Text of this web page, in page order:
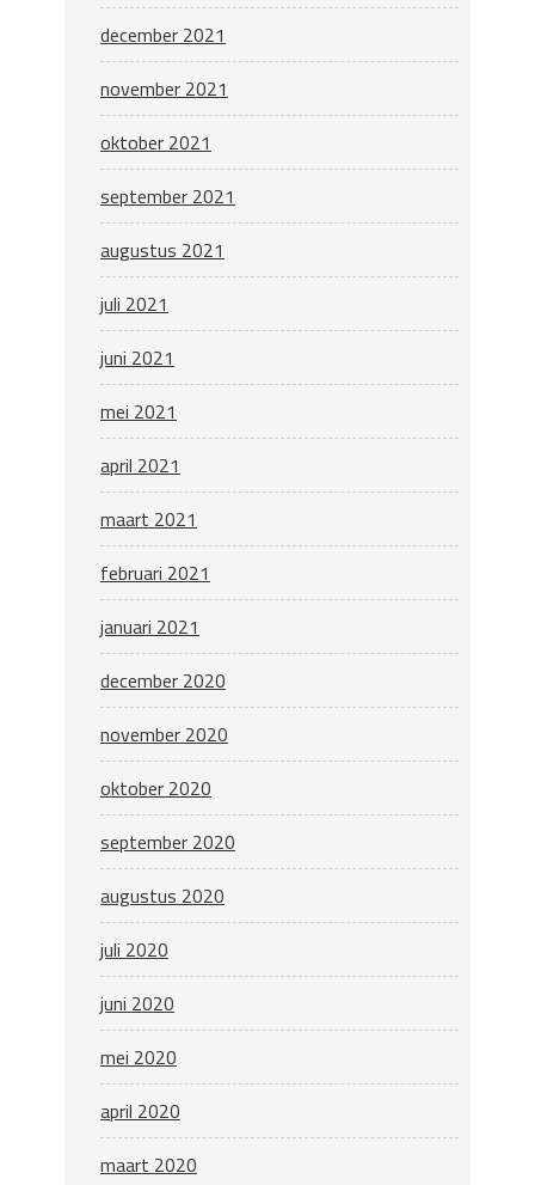
december 2021
november 2021
oktober 2021
september 2021
augustus 2021
juli 2021
juni 2021
mei 2021
april 2021
maart 2021
februari 2021
januari 2021
december 2020
november 2020
oktober 2020
september 2020
augustus 2020
juli 2020
juni 2020
mei 2020
april 2020
maart 2020